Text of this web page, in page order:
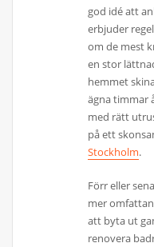
god idé att
erbjuder
om de mest
en stor
hemmet
ägna timmar
med rätt
på ett
Stockholm.
Förr eller
mer
att byta ut
renovera